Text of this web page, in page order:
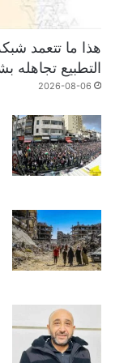
هذا ما تتعمد
التطبيع تجاهله
2026-08-06